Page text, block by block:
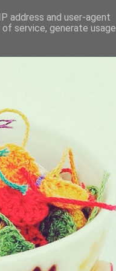
address and user-agent
service, generate usage